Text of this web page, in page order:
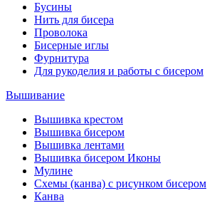
Бусины
Нить для бисера
Проволока
Бисерные иглы
Фурнитура
Для рукоделия и работы с бисером
Вышивание
Вышивка крестом
Вышивка бисером
Вышивка лентами
Вышивка бисером Иконы
Мулине
Схемы (канва) с рисунком бисером
Канва